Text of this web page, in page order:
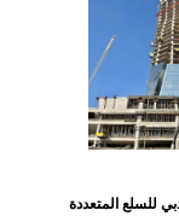
للسلع المتعددة